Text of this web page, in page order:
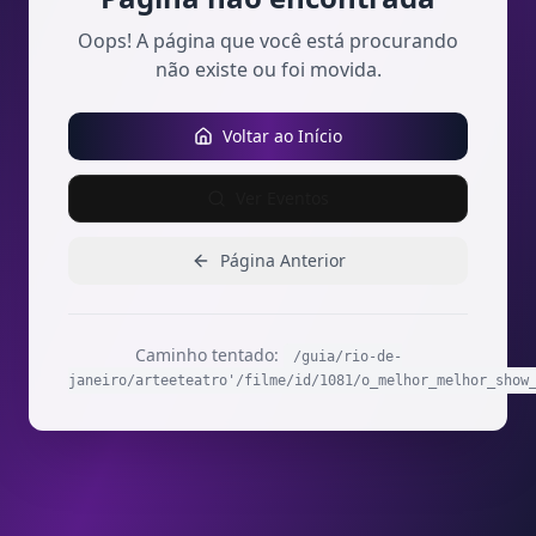
Oops! A página que você está procurando
não existe ou foi movida.
Voltar ao Início
Página Anterior
Caminho tentado:
/guia/rio-de-
janeiro/arteeteatro'/filme/id/1081/